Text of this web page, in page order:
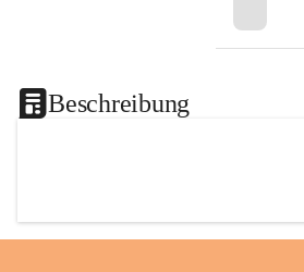
Beschreibung